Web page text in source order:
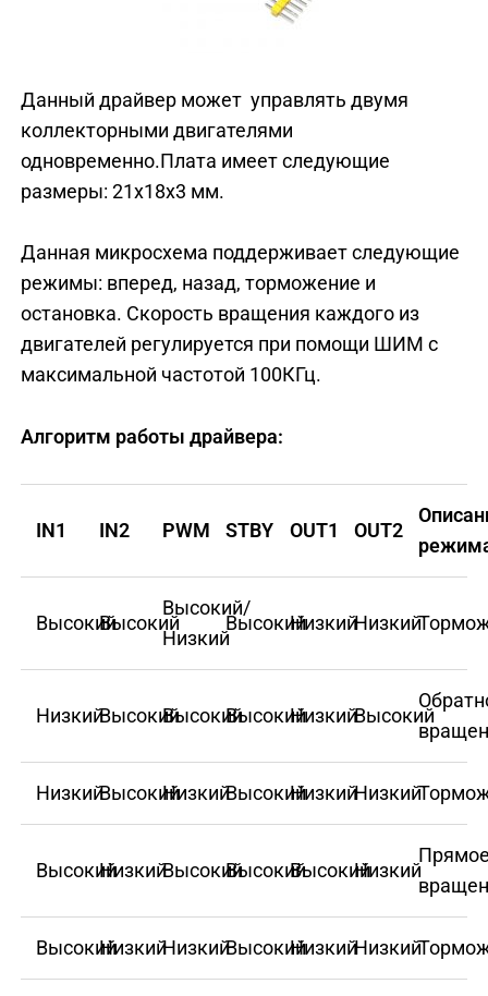
Данный драйвер может управлять двумя
коллекторными двигателями
одновременно.Плата имеет следующие
размеры: 21x18x3 мм.
Данная микросхема поддерживает следующие
режимы: вперед, назад, торможение и
остановка. Скорость вращения каждого из
двигателей регулируется при помощи ШИМ с
максимальной частотой 100КГц.
Алгоритм работы драйвера:
IN1 IN2 PWM STBY OUT1 OUT2
ВысокийВысокий
Высокий/
Низкий
ВысокийНизкийНизкий
НизкийВысокийВысокийВысокийНизкийВысокий
НизкийВысокийНизкийВысокийНизкийНизкий
ВысокийНизкийВысокийВысокийВысокийНизкий
ВысокийНизкийНизкийВысокийНизкийНизкий